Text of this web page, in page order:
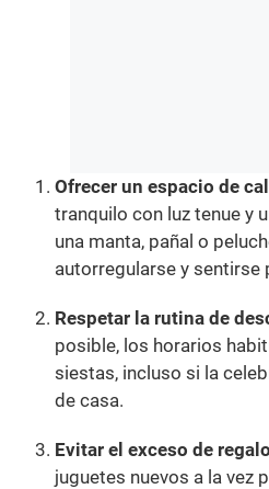
Ofrecer un espacio de
tranquilo con luz tenue y
una manta, pañal o
autorregularse y sentirse
Respetar la rutina de
posible, los horarios
siestas, incluso si la
de casa.
Evitar el exceso de
juguetes nuevos a la vez